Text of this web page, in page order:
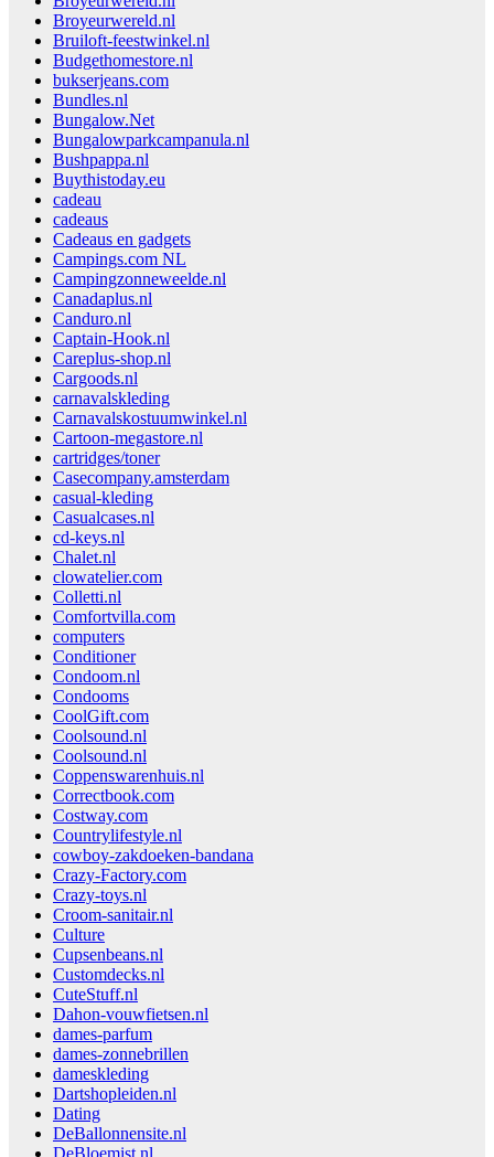
Broyeurwereld.nl
Bruiloft-feestwinkel.nl
Budgethomestore.nl
bukserjeans.com
Bundles.nl
Bungalow.Net
Bungalowparkcampanula.nl
Bushpappa.nl
Buythistoday.eu
cadeau
cadeaus
Cadeaus en gadgets
Campings.com NL
Campingzonneweelde.nl
Canadaplus.nl
Canduro.nl
Captain-Hook.nl
Careplus-shop.nl
Cargoods.nl
carnavalskleding
Carnavalskostuumwinkel.nl
Cartoon-megastore.nl
cartridges/toner
Casecompany.amsterdam
casual-kleding
Casualcases.nl
cd-keys.nl
Chalet.nl
clowatelier.com
Colletti.nl
Comfortvilla.com
computers
Conditioner
Condoom.nl
Condooms
CoolGift.com
Coolsound.nl
Coolsound.nl
Coppenswarenhuis.nl
Correctbook.com
Costway.com
Countrylifestyle.nl
cowboy-zakdoeken-bandana
Crazy-Factory.com
Crazy-toys.nl
Croom-sanitair.nl
Culture
Cupsenbeans.nl
Customdecks.nl
CuteStuff.nl
Dahon-vouwfietsen.nl
dames-parfum
dames-zonnebrillen
dameskleding
Dartshopleiden.nl
Dating
DeBallonnensite.nl
DeBloemist.nl